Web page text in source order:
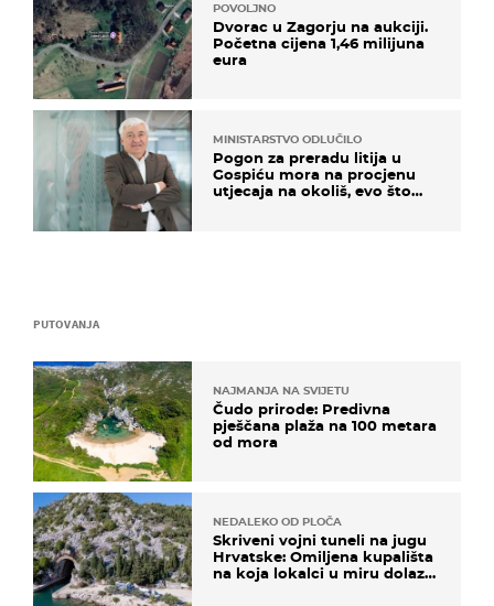
PUTOVANJA
NAJMANJA NA SVIJETU
Čudo prirode: Predivna
pješčana plaža na 100 metara
od mora
NEDALEKO OD PLOČA
Skriveni vojni tuneli na jugu
Hrvatske: Omiljena kupališta
na koja lokalci u miru dolaze
POVOLJNO
Dvorac u Zagorju na aukciji.
Početna cijena 1,46 milijuna
eura
MINISTARSTVO ODLUČILO
Pogon za preradu litija u
Gospiću mora na procjenu
utjecaja na okoliš, evo što